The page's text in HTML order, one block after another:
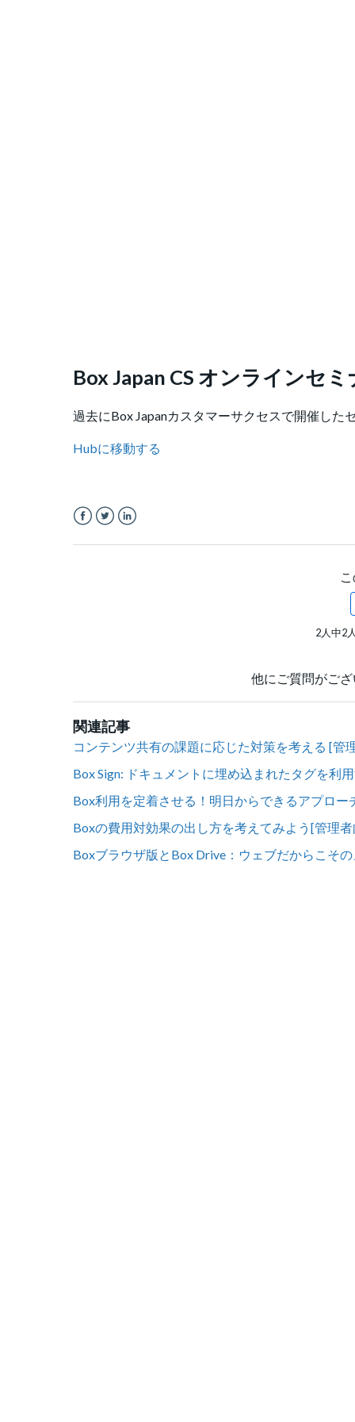
Box Japan CS オンラインセ
過去にBox Japanカスタマーサクセスで開催し
Hubに移動する
2人中2
他にご質問がご
関連記事
コンテンツ共有の課題に応じた対策を考える [管
Box Sign: ドキュメントに埋め込まれたタグを利
Box利用を定着させる！明日からできるアプロ
Boxの費用対効果の出し方を考えてみよう[管理
Boxブラウザ版とBox Drive：ウェブだからこそ